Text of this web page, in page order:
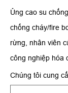
Ủng cao su
chống cháy/fire
rừng, nhân viên
công nghiệp hóa
Chúng tôi cung